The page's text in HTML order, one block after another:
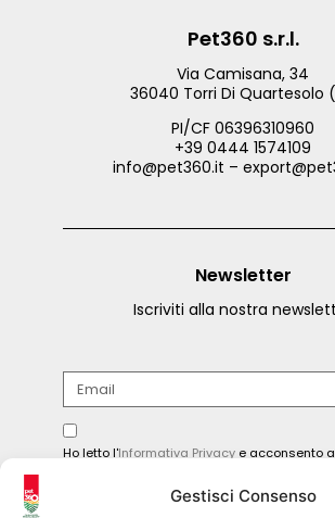
Gestisci Consenso
Pet360 s.r.l.
Via Camisana, 34
36040 Torri Di Quartesolo
PI/CF 06396310960
+39 0444 1574109
info@pet360.it –
Newsletter
Iscriviti alla nostra
Ho letto l'Informativa Privacy e acconsento
INVIA